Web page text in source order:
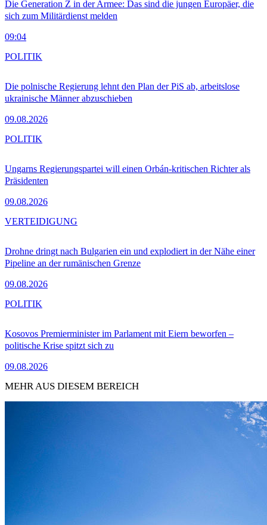
Die Generation Z in der Armee: Das sind die jungen Europäer, die
sich zum Militärdienst melden
09:04
Die polnische Regierung lehnt den Plan der PiS ab, arbeitslose
ukrainische Männer abzuschieben
09.08.2026
POLITIK
Ungarns Regierungspartei will einen Orbán-kritischen Richter als
Präsidenten
09.08.2026
POLITIK
Drohne dringt nach Bulgarien ein und explodiert in der Nähe einer
Pipeline an der rumänischen Grenze
09.08.2026
VERTEIDIGUNG
Kosovos Premierminister im Parlament mit Eiern beworfen –
politische Krise spitzt sich zu
09.08.2026
POLITIK
MEHR AUS DIESEM BEREICH